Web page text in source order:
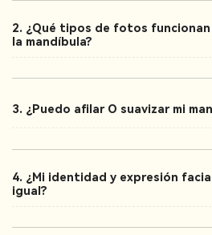
2. ¿Qué tipos de fotos
la mandíbula?
3. ¿Puedo afilar O suavizar mi
4. ¿Mi identidad y expresión
igual?